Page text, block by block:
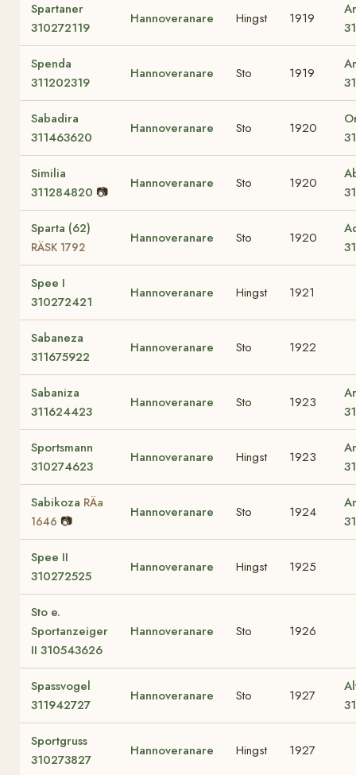
Spartaner
310272119
Hannoveranare Hingst 1919
Spenda
311202319
Hannoveranare Sto 1919
Sabadira
311463620
Hannoveranare Sto 1920
Similia
311284820 📷
Hannoveranare Sto 1920
Sparta (62)
RÄSK 1792
Hannoveranare Sto 1920
Spee I
310272421
Hannoveranare Hingst 1921
Sabaneza
311675922
Hannoveranare Sto 1922
Sabaniza
311624423
Hannoveranare Sto 1923
Sportsmann
310274623
Hannoveranare Hingst 1923
Sabikoza RÄa
1646 📷
Hannoveranare Sto 1924
Spee II
310272525
Hannoveranare Hingst 1925
Sto e.
Sportanzeiger
II 310543626
Hannoveranare Sto 1926
Spassvogel
311942727
Hannoveranare Sto 1927
Sportgruss
310273827
Hannoveranare Hingst 1927